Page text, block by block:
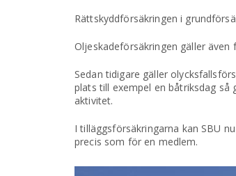
Rättskyddförsäkringen i
Oljeskadeförsäkringen gäller även
Sedan tidigare gäller
plats till exempel en båtriksdag så
aktivitet.
I tilläggsförsäkringarna kan SBU
precis som för en medlem.